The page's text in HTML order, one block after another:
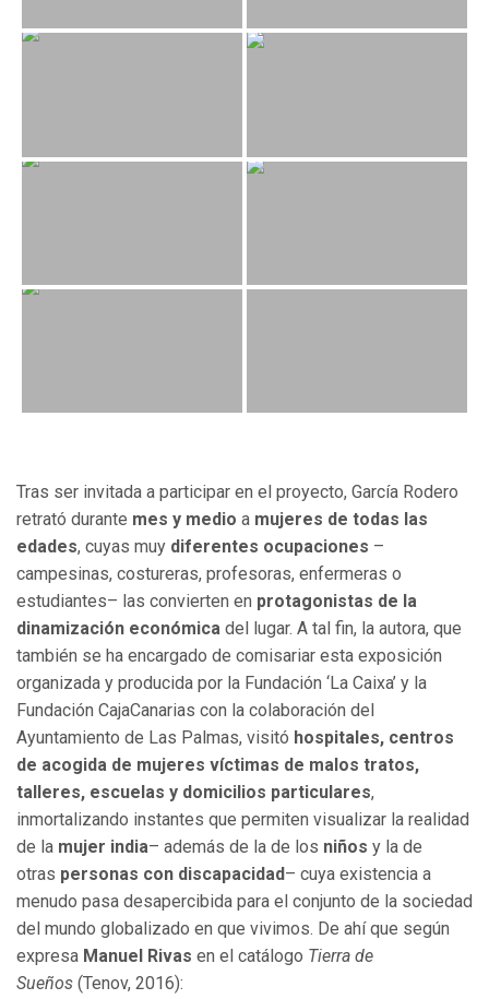
Tras ser invitada a participar en el proyecto, García Rodero
retrató durante mes y medio a mujeres de todas las
edades, cuyas muy diferentes ocupaciones –
campesinas, costureras, profesoras, enfermeras o
estudiantes– las convierten en protagonistas de la
dinamización económica del lugar. A tal fin, la autora, que
también se ha encargado de comisariar esta exposición
organizada y producida por la Fundación ‘La Caixa’ y la
Fundación CajaCanarias con la colaboración del
Ayuntamiento de Las Palmas, visitó hospitales, centros
de acogida de mujeres víctimas de malos tratos,
talleres, escuelas y domicilios particulares,
inmortalizando instantes que permiten visualizar la realidad
de la mujer india– además de la de los niños y la de
otras personas con discapacidad– cuya existencia a
menudo pasa desapercibida para el conjunto de la sociedad
del mundo globalizado en que vivimos. De ahí que según
expresa Manuel Rivas en el catálogo Tierra de
Sueños (Tenov, 2016):